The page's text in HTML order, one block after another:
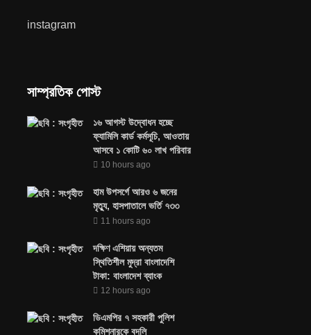
instagram
সাম্প্রতিক পোস্ট
১৬ আগস্ট উদ্বোধন হচ্ছে
ফ্যামিলি কার্ড কর্মসূচি, আওতায়
আসবে ১ কোটি ৬০ লাখ পরিবার
10 hours ago
হাম উপসর্গে আরও ৬ জনের
মৃত্যু, হাসপাতালে ভর্তি ৭৩৩
11 hours ago
দক্ষিণ এশিয়ায় অন্যতম
স্থিতিশীল মুদ্রা বাংলাদেশি
টাকা: বাংলাদেশ ব্যাংক
12 hours ago
ডিএমপির ৭ সহকারী পুলিশ
কমিশনারকে বদলি